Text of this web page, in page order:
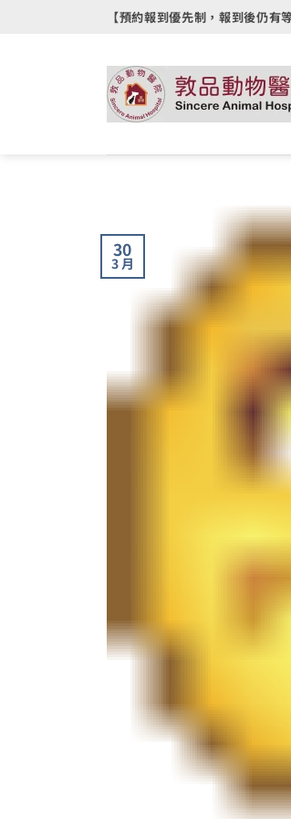
【預約報到優先制，報到後仍有
30
3 月